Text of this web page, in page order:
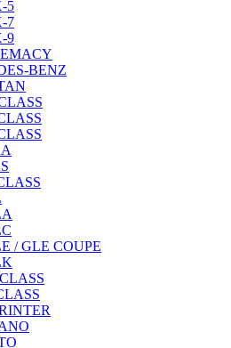
5
7
9
BENZ
/ GLE COUPE